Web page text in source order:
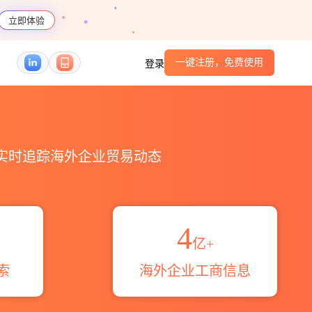
立即体验
登录 一键注册，免费使用
时追踪海外企业贸易动态
4亿+
海外企业工商信息